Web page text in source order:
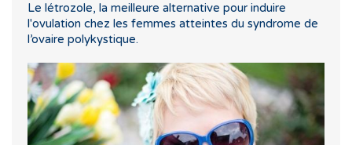
Le létrozole, la meilleure alternative pour induire
l'ovulation chez les femmes atteintes du syndrome de
l’ovaire polykystique.